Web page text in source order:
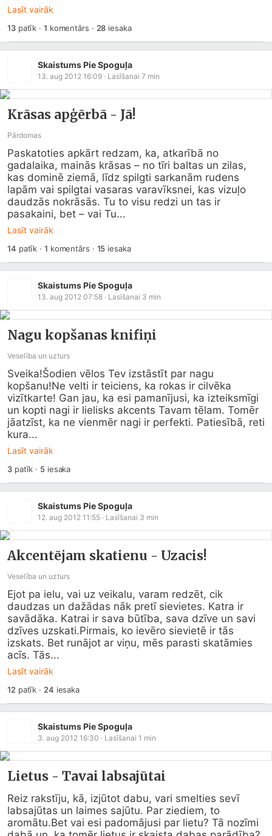
Lasīt vairāk
13patīk · 1 komentārs · 28 iesaka
Skaistums Pie Spoguļa
13. aug 2012 16:09 · Lasīšanai 7 min
Krāsas apģērbā - Jā!
Pārdomas
Paskatoties apkārt redzam, ka, atkarībā no
gadalaika, mainās krāsas – no tīri baltas un zilas,
kas dominē ziemā, līdz spilgti sarkanām rudens
lapām vai spilgtai vasaras varavīksnei, kas vizuļo
daudzās nokrāsās. Tu to visu redzi un tas ir
pasakaini, bet – vai Tu...
Lasīt vairāk
14 patīk · 1 komentārs · 15 iesaka
Skaistums Pie Spoguļa
13. aug 2012 07:58 · Lasīšanai 3 min
Nagu kopšanas knifiņi
Veselība un uzturs
Sveika!Šodien vēlos Tev izstāstīt par nagu
kopšanu!Ne velti ir teiciens, ka rokas ir cilvēka
vizītkarte! Gan jau, ka esi pamanījusi, ka izteiksmīgi
un kopti nagi ir lielisks akcents Tavam tēlam. Tomēr
jāatzīst, ka ne vienmēr nagi ir perfekti. Patiesībā, reti
kura...
Lasīt vairāk
3patīk · 5iesaka
Skaistums Pie Spoguļa
12. aug 2012 11:55 · Lasīšanai 3 min
Akcentējam skatienu - Uzacis!
Veselība un uzturs
Ejot pa ielu, vai uz veikalu, varam redzēt, cik
daudzas un dažādas nāk pretī sievietes. Katra ir
savādāka. Katrai ir sava būtība, sava dzīve un savi
dzīves uzskati.Pirmais, ko ievēro sievietē ir tās
izskats. Bet runājot ar viņu, mēs parasti skatāmies
acīs. Tās...
Lasīt vairāk
12 patīk · 24 iesaka
Skaistums Pie Spoguļa
3. aug 2012 16:30 · Lasīšanai 1 min
Lietus - Tavai labsajūtai
Reiz rakstīju, kā, izjūtot dabu, vari smelties sevī
labsajūtas un laimes sajūtu. Par ziediem, to
aromātu.Bet vai esi padomājusi par lietu? Tā nozīmi